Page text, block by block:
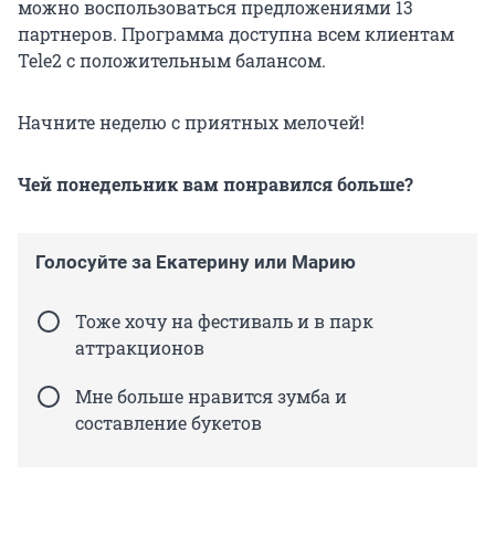
можно воспользоваться предложениями 13
партнеров. Программа доступна всем клиентам
Tele2 с положительным балансом.
Начните неделю с приятных мелочей!
Чей понедельник вам понравился больше?
Голосуйте за Екатерину или Марию
Тоже хочу на фестиваль и в парк
аттракционов
Мне больше нравится зумба и
составление букетов